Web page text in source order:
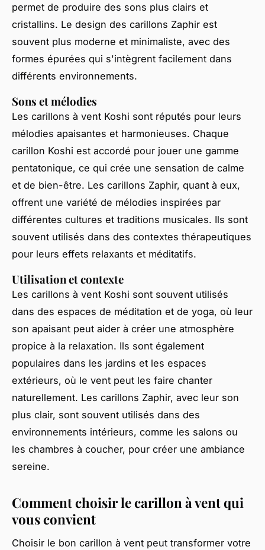
permet de produire des sons plus clairs et
cristallins. Le design des carillons Zaphir est
souvent plus moderne et minimaliste, avec des
formes épurées qui s'intègrent facilement dans
différents environnements.
Sons et mélodies
Les carillons à vent Koshi sont réputés pour leurs
mélodies apaisantes et harmonieuses. Chaque
carillon Koshi est accordé pour jouer une gamme
pentatonique, ce qui crée une sensation de calme
et de bien-être. Les carillons Zaphir, quant à eux,
offrent une variété de mélodies inspirées par
différentes cultures et traditions musicales. Ils sont
souvent utilisés dans des contextes thérapeutiques
pour leurs effets relaxants et méditatifs.
Utilisation et contexte
Les carillons à vent Koshi sont souvent utilisés
dans des espaces de méditation et de yoga, où leur
son apaisant peut aider à créer une atmosphère
propice à la relaxation. Ils sont également
populaires dans les jardins et les espaces
extérieurs, où le vent peut les faire chanter
naturellement. Les carillons Zaphir, avec leur son
plus clair, sont souvent utilisés dans des
environnements intérieurs, comme les salons ou
les chambres à coucher, pour créer une ambiance
sereine.
Comment choisir le carillon à vent qui
vous convient
Choisir le bon carillon à vent peut transformer votre